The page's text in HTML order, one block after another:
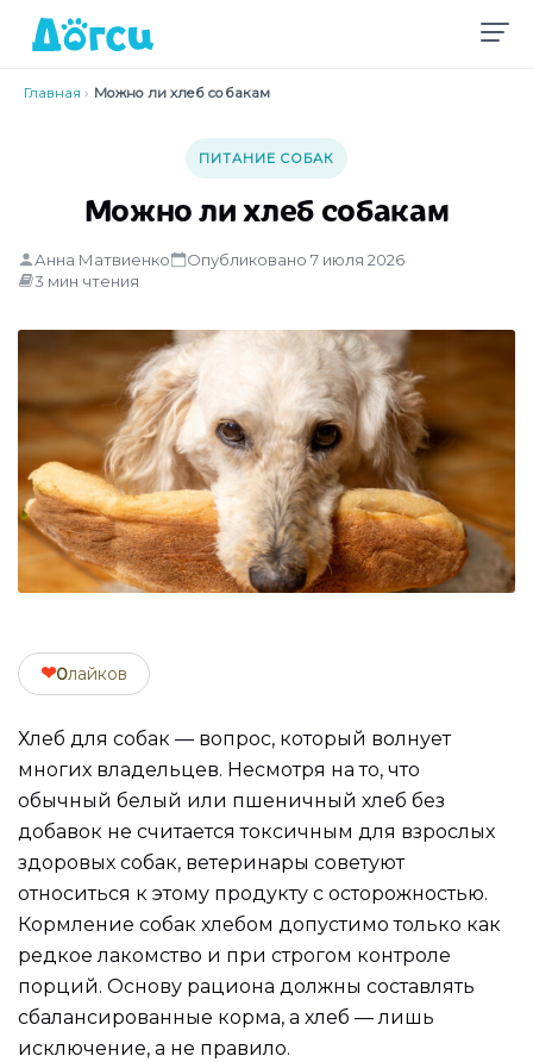
Главная › Можно ли хлеб собакам
ПИТАНИЕ СОБАК
Можно ли хлеб собакам
Анна Матвиенко
Опубликовано 7 июля 2026
3 мин чтения
❤0лайков
Хлеб для собак — вопрос, который волнует
многих владельцев. Несмотря на то, что
обычный белый или пшеничный хлеб без
добавок не считается токсичным для взрослых
здоровых собак, ветеринары советуют
относиться к этому продукту с осторожностью.
Кормление собак хлебом допустимо только как
редкое лакомство и при строгом контроле
порций. Основу рациона должны составлять
сбалансированные корма, а хлеб — лишь
исключение, а не правило.